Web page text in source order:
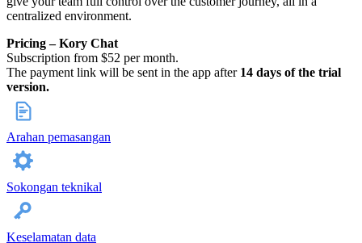
centralized environment.
Pricing – Kory Chat
Subscription from $52 per month.
The payment link will be sent in the app after 14 days of the trial
version.
Arahan pemasangan
Sokongan teknikal
Keselamatan data